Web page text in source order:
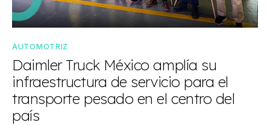
AUTOMOTRIZ
Daimler Truck México amplía su
infraestructura de servicio para el
transporte pesado en el centro del
país